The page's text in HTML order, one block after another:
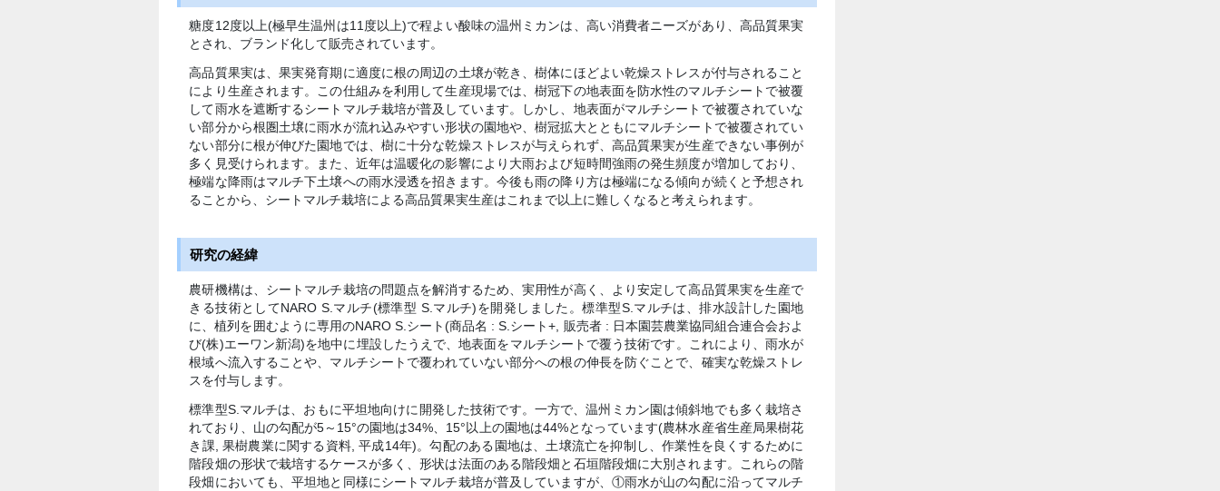
糖度12度以上(極早生温州は11度以上)で程よい酸味の温州ミカンは、高い消費者ニーズがあり、高品質果実
とされ、ブランド化して販売されています。
高品質果実は、果実発育期に適度に根の周辺の土壌が乾き、樹体にほどよい乾燥ストレスが付与されること
により生産されます。この仕組みを利用して生産現場では、樹冠下の地表面を防水性のマルチシートで被覆
して雨水を遮断するシートマルチ栽培が普及しています。しかし、地表面がマルチシートで被覆されていな
い部分から根圏土壌に雨水が流れ込みやすい形状の園地や、樹冠拡大とともにマルチシートで被覆されてい
ない部分に根が伸びた園地では、樹に十分な乾燥ストレスが与えられず、高品質果実が生産できない事例が
多く見受けられます。また、近年は温暖化の影響により大雨および短時間強雨の発生頻度が増加しており、
極端な降雨はマルチ下土壌への雨水浸透を招きます。今後も雨の降り方は極端になる傾向が続くと予想され
ることから、シートマルチ栽培による高品質果実生産はこれまで以上に難しくなると考えられます。
研究の経緯
農研機構は、シートマルチ栽培の問題点を解消するため、実用性が高く、より安定して高品質果実を生産で
きる技術としてNARO S.マルチ(標準型 S.マルチ)を開発しました。標準型S.マルチは、排水設計した園地
に、植列を囲むように専用のNARO S.シート(商品名 : S.シート+, 販売者 : 日本園芸農業協同組合連合会およ
び(株)エーワン新潟)を地中に埋設したうえで、地表面をマルチシートで覆う技術です。これにより、雨水が
根域へ流入することや、マルチシートで覆われていない部分への根の伸長を防ぐことで、確実な乾燥ストレ
スを付与します。
標準型S.マルチは、おもに平坦地向けに開発した技術です。一方で、温州ミカン園は傾斜地でも多く栽培さ
れており、山の勾配が5～15°の園地は34%、15°以上の園地は44%となっています(農林水産省生産局果樹花
き課, 果樹農業に関する資料, 平成14年)。勾配のある園地は、土壌流亡を抑制し、作業性を良くするために
階段畑の形状で栽培するケースが多く、形状は法面のある階段畑と石垣階段畑に大別されます。これらの階
段畑においても、平坦地と同様にシートマルチ栽培が普及していますが、①雨水が山の勾配に沿ってマルチ